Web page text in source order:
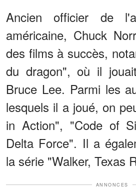
Ancien officier de
américaine, Chuck
des films à succès,
du dragon", où il
Bruce Lee. Parmi les
lesquels il a joué, on
in Action", "Code of
Delta Force". Il a
la série "Walker, Texas
ANNONCES